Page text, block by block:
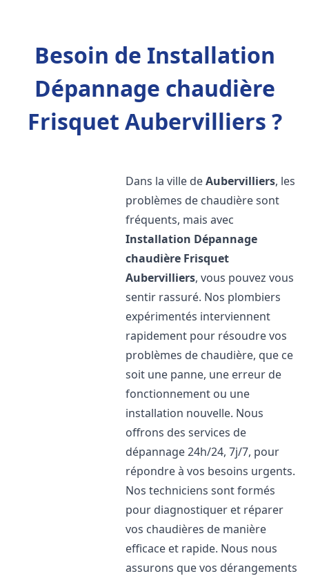
Besoin de Installation
Dépannage chaudière
Frisquet Aubervilliers ?
Dans la ville deAubervilliers, les
problèmes de chaudière sont
fréquents, mais avec
Installation Dépannage
chaudière Frisquet
Aubervilliers, vous pouvez vous
sentir rassuré. Nos plombiers
expérimentés interviennent
rapidement pour résoudre vos
problèmes de chaudière, que ce
soit une panne, une erreur de
fonctionnement ou une
installation nouvelle. Nous
offrons des services de
dépannage 24h/24, 7j/7, pour
répondre à vos besoins urgents.
Nos techniciens sont formés
pour diagnostiquer et réparer
vos chaudières de manière
efficace et rapide. Nous nous
assurons que vos dérangements